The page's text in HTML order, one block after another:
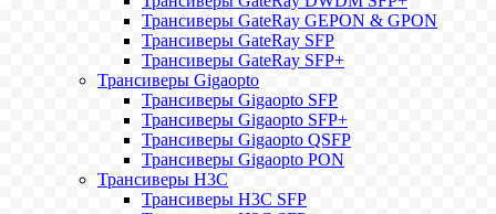
Трансиверы GateRay GEPON & GPON
Трансиверы GateRay SFP
Трансиверы GateRay SFP+
Трансиверы Gigaopto
Трансиверы Gigaopto SFP
Трансиверы Gigaopto SFP+
Трансиверы Gigaopto QSFP
Трансиверы Gigaopto PON
Трансиверы H3C
Трансиверы H3C SFP